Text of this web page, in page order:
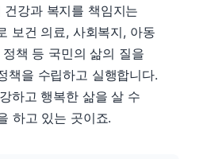
강과 복지를 책임지는
보건 의료, 사회복지, 아동
책 등 국민의 삶의 질을
책을 수립하고 실행합니다.
하고 행복한 삶을 살 수
하고 있는 곳이죠.